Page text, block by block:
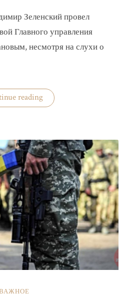
Зеленский провел
Главного управления
несмотря на слухи о
reading«Глава
ГУР
Зеленскому»